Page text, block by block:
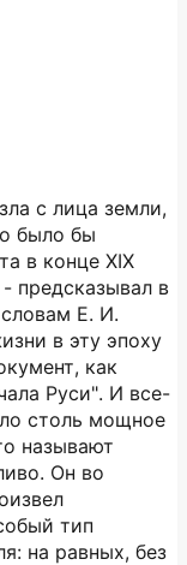
с лица земли,
было бы
в конце XIX
предсказывал в
Е. И.
в эту эпоху
как
Руси". И все-
столь мощное
называют
Он во
тип
на равных, без